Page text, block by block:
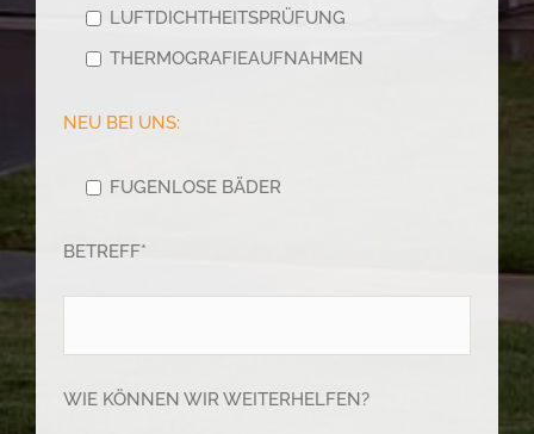
LUFTDICHTHEITSPRÜFUNG
THERMOGRAFIEAUFNAHMEN
NEU BEI UNS:
FUGENLOSE BÄDER
BETREFF*
WIE KÖNNEN WIR WEITERHELFEN?